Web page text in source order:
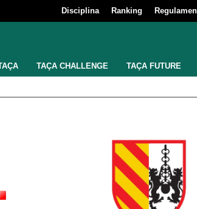
Disciplina Ranking
TAÇA CHALLENGE TAÇA FUTURE